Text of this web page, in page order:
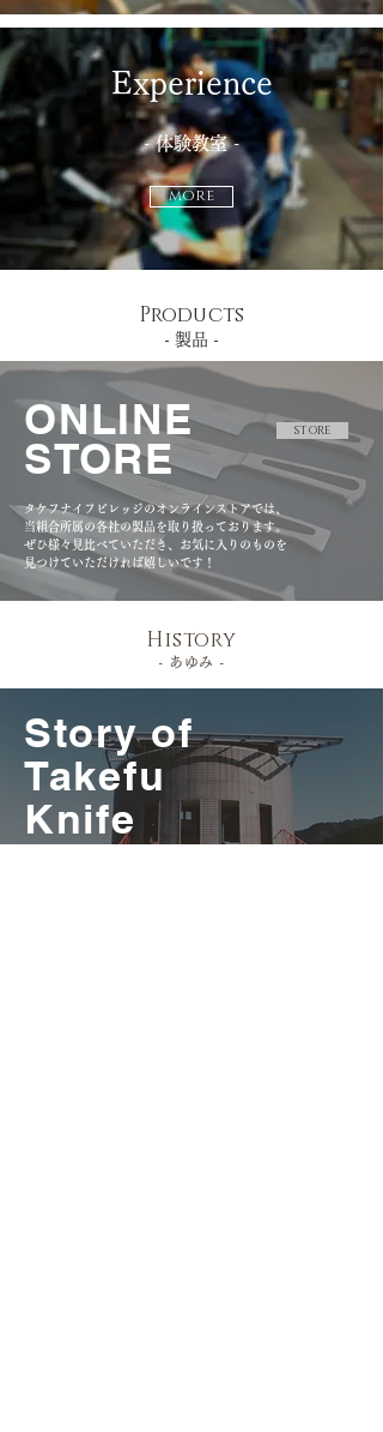
Experience
-体験教室 -
MORE
​Products
- 製品 -
ONLINE
​STORE
STORE
タケフナイフビレッジのオンラインストアでは、
当組合所属の各社の製品を取り扱っております。
ぜひ様々見比べていただき、お気に入りのものを
​見つけていただければ嬉しいです！
​History
- あゆみ -
Story of
Takefu
Knife